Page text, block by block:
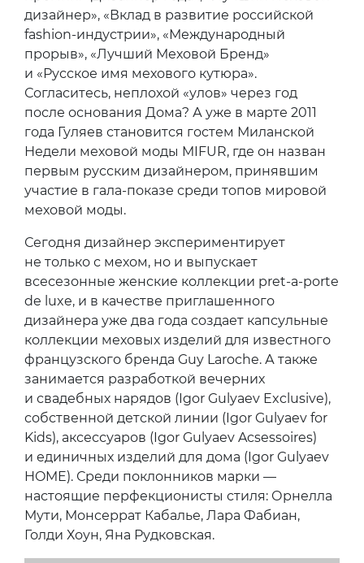
дизайнер», «Вклад в развитие российской
fashion-индустрии», «Международный
прорыв», «Лучший Меховой Бренд»
и «Русское имя мехового кутюра».
Согласитесь, неплохой «улов» через год
после основания Дома? А уже в марте 2011
года Гуляев становится гостем Миланской
Недели меховой моды MIFUR, где он назван
первым русским дизайнером, принявшим
участие в гала-показе среди топов мировой
меховой моды.
Сегодня дизайнер экспериментирует
не только с мехом, но и выпускает
всесезонные женские коллекции pret-a-porte
de luxe, и в качестве приглашенного
дизайнера уже два года создает капсульные
коллекции меховых изделий для известного
французского бренда Guy Laroche. А также
занимается разработкой вечерних
и свадебных нарядов (Igor Gulyaev Exclusive),
собственной детской линии (Igor Gulyaev for
Kids), аксессуаров (Igor Gulyaev Acsessoires)
и единичных изделий для дома (Igor Gulyaev
HOME). Среди поклонников марки —
настоящие перфекционисты стиля: Орнелла
Мути, Монсеррат Кабалье, Лара Фабиан,
Голди Хоун, Яна Рудковская.